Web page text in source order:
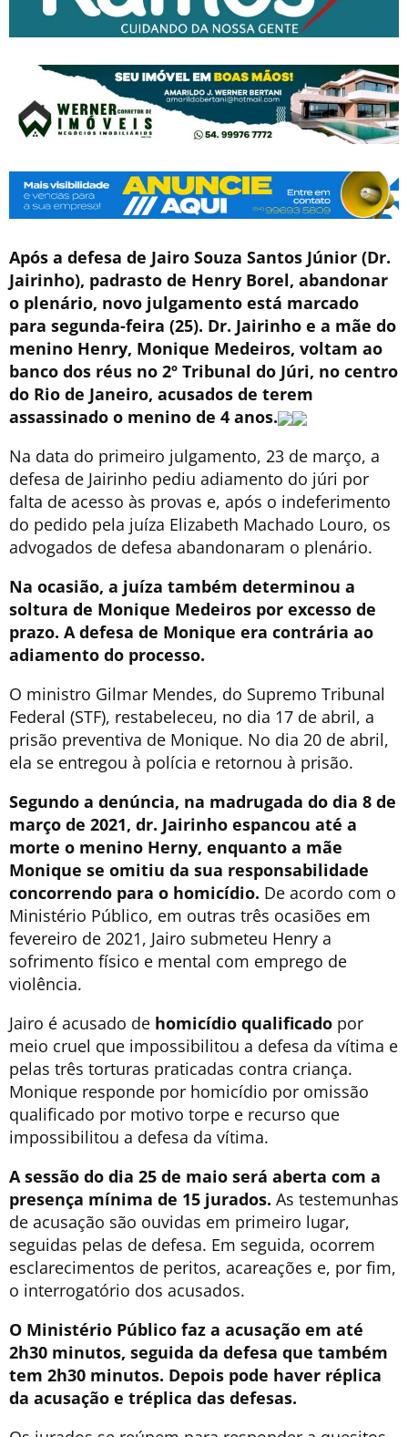
Após a defesa de Jairo Souza Santos Júnior (Dr.
Jairinho), padrasto de Henry Borel, abandonar
o plenário, novo julgamento está marcado
para segunda-feira (25). Dr. Jairinho e a mãe do
menino Henry, Monique Medeiros, voltam ao
banco dos réus no 2º Tribunal do Júri, no centro
do Rio de Janeiro, acusados de terem
assassinado o menino de 4 anos.
Na data do primeiro julgamento, 23 de março, a
defesa de Jairinho pediu adiamento do júri por
falta de acesso às provas e, após o indeferimento
do pedido pela juíza Elizabeth Machado Louro, os
advogados de defesa abandonaram o plenário.
Na ocasião, a juíza também determinou a
soltura de Monique Medeiros por excesso de
prazo. A defesa de Monique era contrária ao
adiamento do processo.
O ministro Gilmar Mendes, do Supremo Tribunal
Federal (STF), restabeleceu, no dia 17 de abril, a
prisão preventiva de Monique. No dia 20 de abril,
ela se entregou à polícia e retornou à prisão.
Segundo a denúncia, na madrugada do dia 8 de
março de 2021, dr. Jairinho espancou até a
morte o menino Herny, enquanto a mãe
Monique se omitiu da sua responsabilidade
concorrendo para o homicídio. De acordo com o
Ministério Público, em outras três ocasiões em
fevereiro de 2021, Jairo submeteu Henry a
sofrimento físico e mental com emprego de
violência.
Jairo é acusado de homicídio qualificado por
meio cruel que impossibilitou a defesa da vítima e
pelas três torturas praticadas contra criança.
Monique responde por homicídio por omissão
qualificado por motivo torpe e recurso que
impossibilitou a defesa da vítima.
A sessão do dia 25 de maio será aberta com a
presença mínima de 15 jurados. As testemunhas
de acusação são ouvidas em primeiro lugar,
seguidas pelas de defesa. Em seguida, ocorrem
esclarecimentos de peritos, acareações e, por fim,
o interrogatório dos acusados.
O Ministério Público faz a acusação em até
2h30 minutos, seguida da defesa que também
tem 2h30 minutos. Depois pode haver réplica
da acusação e tréplica das defesas.